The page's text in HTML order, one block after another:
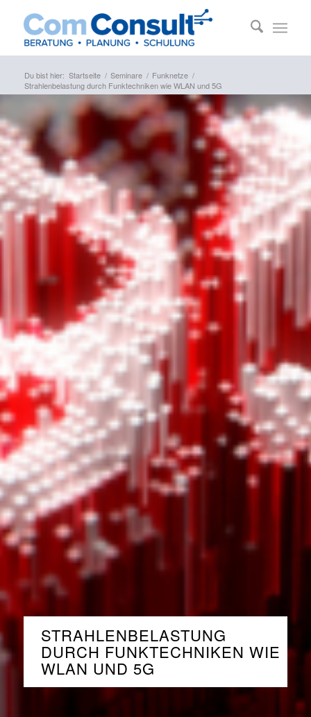
Du bist hier: Startseite / Seminare / Funknetze /
Strahlenbelastung durch Funktechniken wie WLAN und 5G
STRAHLENBELASTUNG
DURCH FUNKTECHNIKEN WIE
WLAN UND 5G